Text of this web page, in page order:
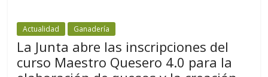
Actualidad Ganadería
La Junta abre las inscripciones del
curso Maestro Quesero 4.0 para la